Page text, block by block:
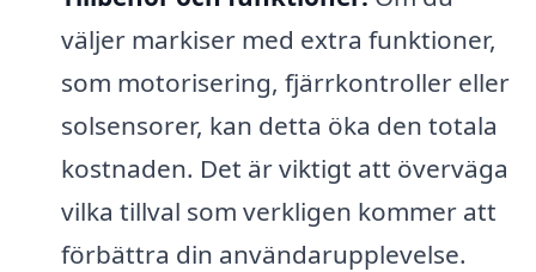
väljer markiser med extra funktioner,
som motorisering, fjärrkontroller eller
solsensorer, kan detta öka den totala
kostnaden. Det är viktigt att överväga
vilka tillval som verkligen kommer att
förbättra din användarupplevelse.